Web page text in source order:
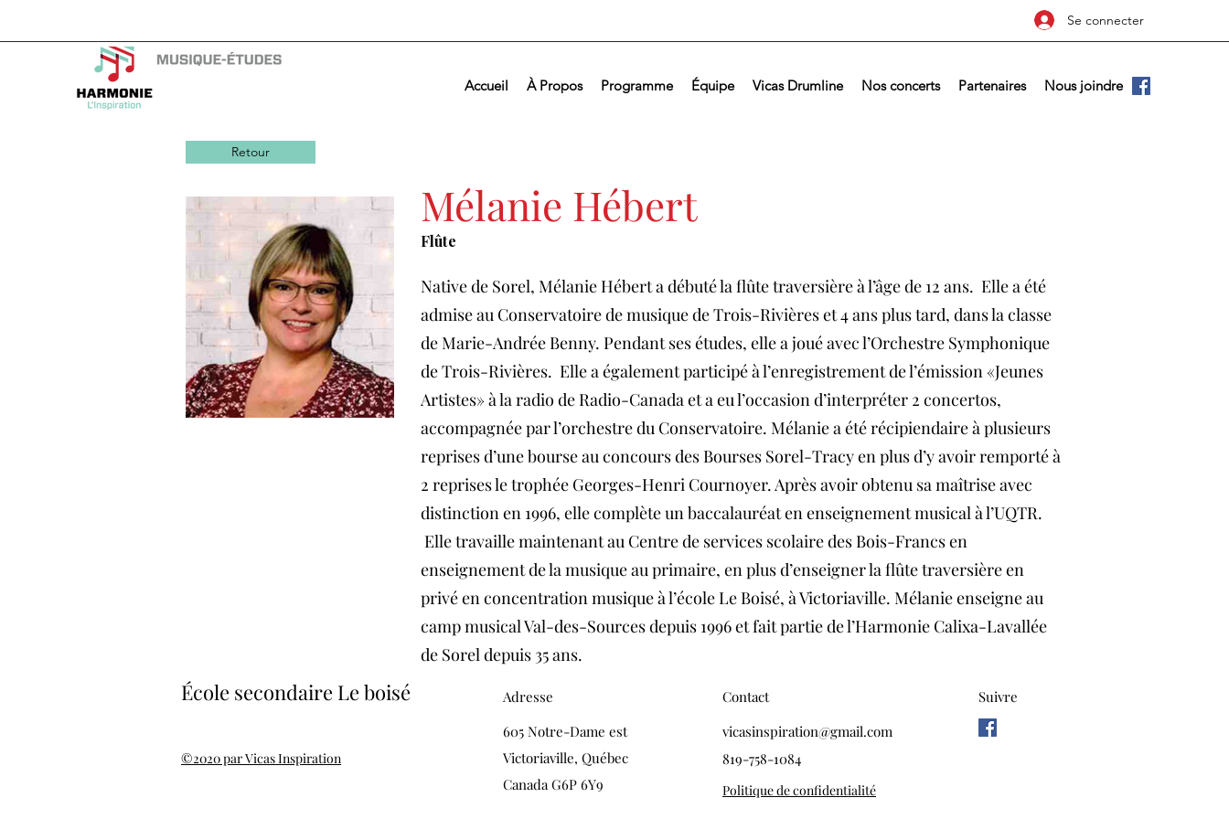
Se connecter
Accueil À Propos Programme Équipe Vicas Drumline Nos concerts Partenaires Nous joindre
Retour
Mélanie Hébert
Flûte
Native de Sorel, Mélanie Hébert a débuté la flûte traversière à l’âge de 12 ans. Elle a été
admise au Conservatoire de musique de Trois-Rivières et 4 ans plus tard, dans la classe
de Marie-Andrée Benny. Pendant ses études, elle a joué avec l’Orchestre Symphonique
de Trois-Rivières. Elle a également participé à l’enregistrement de l’émission «Jeunes
Artistes» à la radio de Radio-Canada et a eu l’occasion d’interpréter 2 concertos,
accompagnée par l’orchestre du Conservatoire. Mélanie a été récipiendaire à plusieurs
reprises d’une bourse au concours des Bourses Sorel-Tracy en plus d’y avoir remporté à
2 reprises le trophée Georges-Henri Cournoyer. Après avoir obtenu sa maîtrise avec
distinction en 1996, elle complète un baccalauréat en enseignement musical à l’UQTR.
Elle travaille maintenant au Centre de services scolaire des Bois-Francs en
enseignement de la musique au primaire, en plus d’enseigner la flûte traversière en
privé en concentration musique à l’école Le Boisé, à Victoriaville. Mélanie enseigne au
camp musical Val-des-Sources depuis 1996 et fait partie de l’Harmonie Calixa-Lavallée
de Sorel depuis 35 ans.
École secondaire Le boisé
©2020 par Vicas Inspiration
Adresse
605 Notre-Dame est
Victoriaville, Québec
Canada G6P 6Y9
Contact
vicasinspiration@gmail.com
Suivre
819-758-1084
Politique de confidentialité